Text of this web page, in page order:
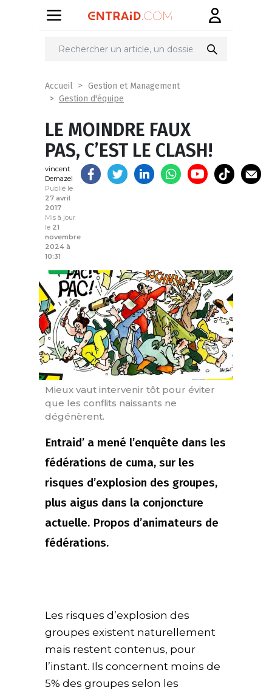
Partager
Accueil
Gestion et Management
Gestion d'équipe
LE MOINDRE FAUX
PAS, C’EST LE CLASH!
vincent
Demazel
Publié le
27 avril
2017
Mis à jour
le 21
novembre
2024 à
10:31
Mieux vaut intervenir tôt pour éviter
que les conflits naissants ne
dégénèrent.
Entraid’ a mené l’enquête dans les
fédérations de cuma, sur les
risques d’explosion des groupes,
plus aigus dans la conjoncture
actuelle. Propos d’animateurs de
fédérations.
Les risques d’explosion des
groupes existent naturellement
mais restent contenus, pour
l’instant. Ils concernent moins de
5% des groupes selon les